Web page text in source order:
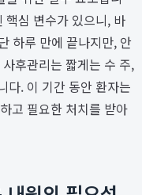
핵심 변수가 있으니, 바
하루 만에 끝나지만, 안
후관리는 짧게는 수 주,
다. 이 기간 동안 환자는
고 필요한 처치를 받아